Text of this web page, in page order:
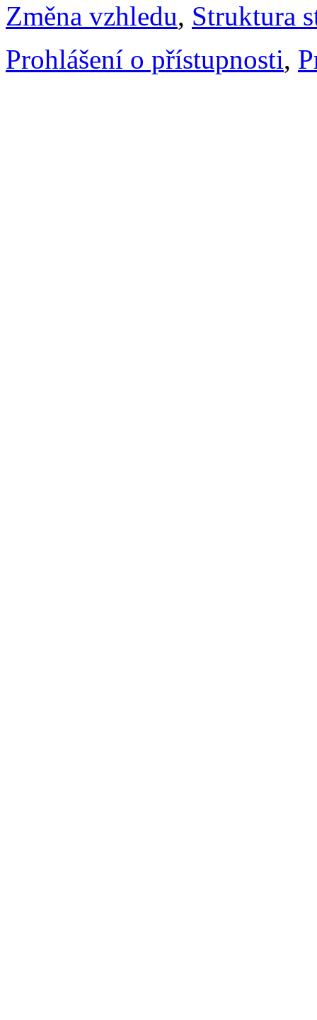
Změna vzhledu, Struktura
Prohlášení o přístupnosti,